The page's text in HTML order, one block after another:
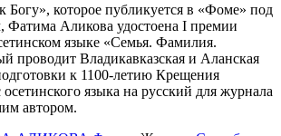
Богу», которое публикуется в «Фоме» под
Фатима Аликова удостоена I премии
языке «Семья. Фамилия.
проводит Владикавказская и Аланская
к 1100-летию Крещения
языка на русский для журнала
автором.